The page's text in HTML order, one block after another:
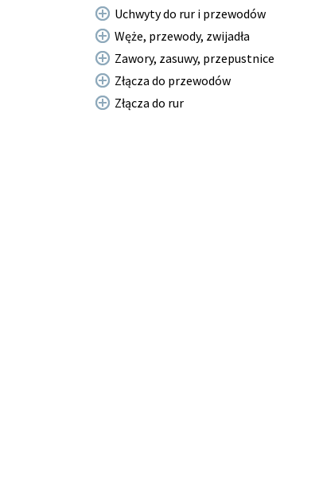
Uchwyty do rur i przewodów
Węże, przewody, zwijadła
Zawory, zasuwy, przepustnice
Złącza do przewodów
Złącza do rur